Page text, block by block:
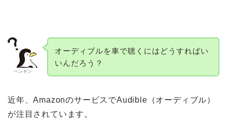
ペンギン
オーディブルを車で聴くにはどうすればい
いんだろう？
近年、AmazonのサービスでAudible（オーディブル）
が注目されています。